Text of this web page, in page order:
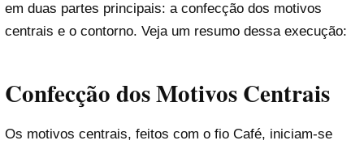
em duas partes principais: a confecção dos motivos
centrais e o contorno. Veja um resumo dessa execução:
Confecção dos Motivos Centrais
Os motivos centrais, feitos com o fio Café, iniciam-se